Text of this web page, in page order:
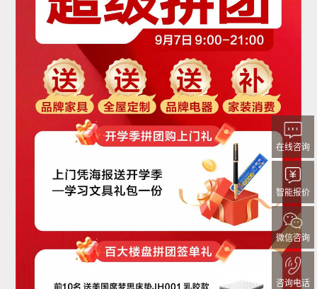
在线咨询
智能报价
微信咨询
咨询电话